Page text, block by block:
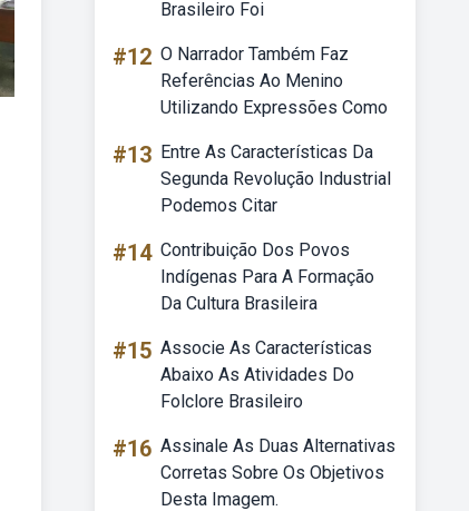
Brasileiro Foi
#12 O Narrador Também Faz
Referências Ao Menino
Utilizando Expressões Como
#13 Entre As Características Da
Segunda Revolução Industrial
Podemos Citar
#14 Contribuição Dos Povos
Indígenas Para A Formação
Da Cultura Brasileira
#15 Associe As Características
Abaixo As Atividades Do
Folclore Brasileiro
#16 Assinale As Duas Alternativas
Corretas Sobre Os Objetivos
Desta Imagem.